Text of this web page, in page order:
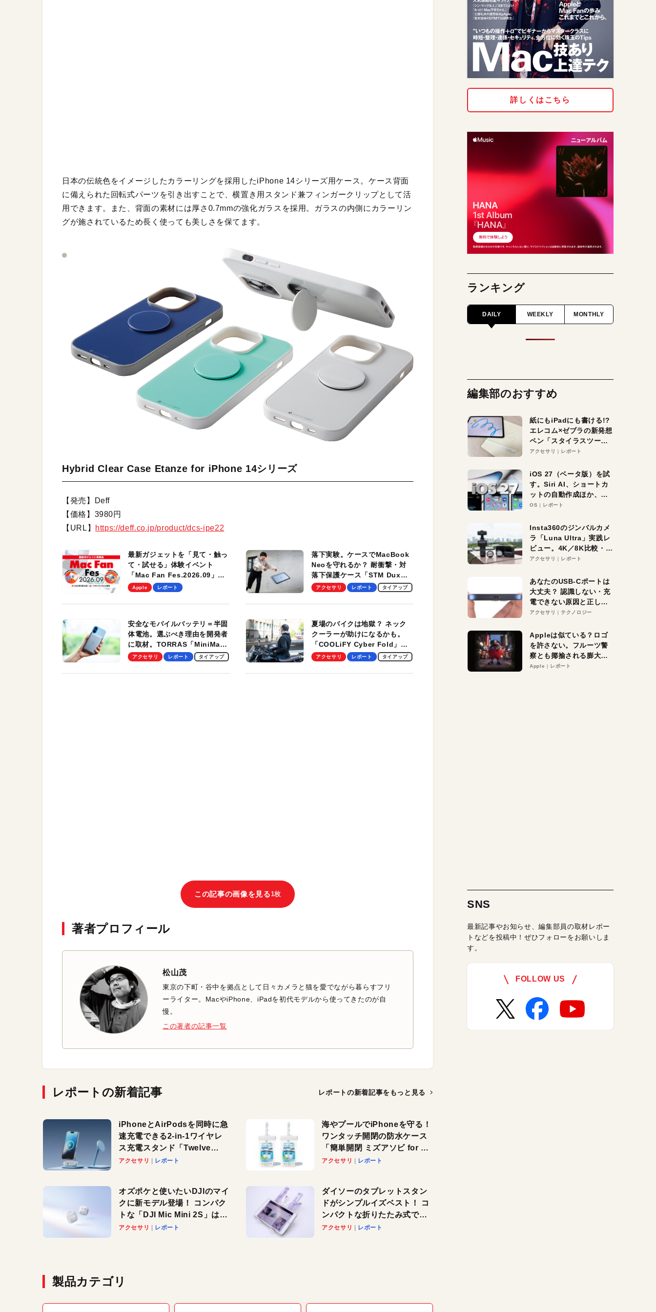
日本の伝統色をイメージしたカラーリングを採用したiPhone 14シリーズ用ケース。ケース背面
に備えられた回転式パーツを引き出すことで、横置き用スタンド兼フィンガークリップとして活
用できます。また、背面の素材には厚さ0.7mmの強化ガラスを採用。ガラスの内側にカラーリン
グが施されているため長く使っても美しさを保てます。
Hybrid Clear Case Etanze for iPhone 14シリーズ
【発売】Deff
【価格】3980円
【URL】
https://deff.co.jp/product/dcs-ipe22
最新ガジェットを「見て・触っ
て・試せる」体験イベント
「Mac Fan Fes.2026.09」
を、9月26日（土）に開催しま
Apple レポート
落下実験。ケースでMacBook
Neoを守れるか？ 耐衝撃・対
落下保護ケース「STM Dux
Ultra」を検証。学生、ビジネ
適！
アクセサリ レポート タイアップ
安全なモバイルバッテリ＝半固
体電池。選ぶべき理由を開発者
に取材。TORRAS「MiniMag
Pro」の実機レビューも
アクセサリ レポート タイアップ
夏場のバイクは地獄？ ネック
クーラーが助けになるかも。
「COOLiFY Cyber Fold」レ
ビュー。冷却の速さ、密着する
性がグッド！
アクセサリ レポート タイアップ
この記事の画像を見る 1枚
著者プロフィール
松山茂
東京の下町・谷中を拠点として日々カメラと猫を愛でながら暮らすフリ
ーライター。MacやiPhone、iPadを初代モデルから使ってきたのが自
慢。
この著者の記事一覧
レポートの新着記事 レポートの新着記事をもっと見る
iPhoneとAirPodsを同時に急
速充電できる2-in-1ワイヤレ
ス充電スタンド「Twelve
South HiRise 2 Deluxe」が
アクセサリ レポート
海やプールでiPhoneを守る！
ワンタッチ開閉の防水ケース
「簡単開閉 ミズアソビ for ス
マホ」で夏のレジャーを満喫
アクセサリ レポート
オズポケと使いたいDJIのマイ
クに新モデル登場！ コンパク
トな「DJI Mic Mini 2S」はAI
ノイキャンも搭載。屋外でも
アクセサリ レポート
ダイソーのタブレットスタン
ドがシンプルイズベスト！ コ
ンパクトな折りたたみ式でノ
ートパソコンにも対応。カラ
アクセサリ レポート
製品カテゴリ
詳しくはこちら
ランキング
DAILY WEEKLY MONTHLY
編集部のおすすめ
紙にもiPadにも書ける!?
エレコム×ゼブラの新発想
ペン「スタイラスツーウ
ェイ」レビュー。持ち替
アクセサリ レポート
iOS 27（ベータ版）を試
す。Siri AI、ショートカ
ットの自動作成ほか、期
待大の便利機能5選。
る未来はすぐそこ！
OS レポート
Insta360のジンバルカメ
ラ「Luna Ultra」実践レ
ビュー。4K／8K比較・ズ
ーム・夜間撮影をチェッ
アクセサリ レポート
あなたのUSB-Cポートは
大丈夫？ 認識しない・充
電できない原因と正しい
対策
アクセサリ テクノロジー
Appleは似ている？ロゴ
を許さない。フルーツ警
察とも揶揄される膨大な
異議申し立て。対象は非
Apple レポート
SNS
最新記事やお知らせ、編集部員の取材レポー
トなどを投稿中！ぜひフォローをお願いしま
す。
FOLLOW US